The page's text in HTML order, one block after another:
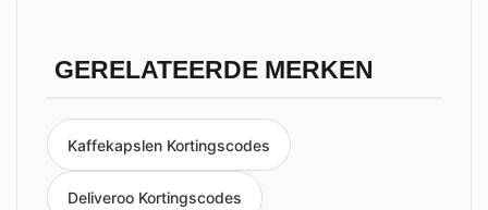
GERELATEERDE MERKEN
Kaffekapslen Kortingscodes
Deliveroo Kortingscodes